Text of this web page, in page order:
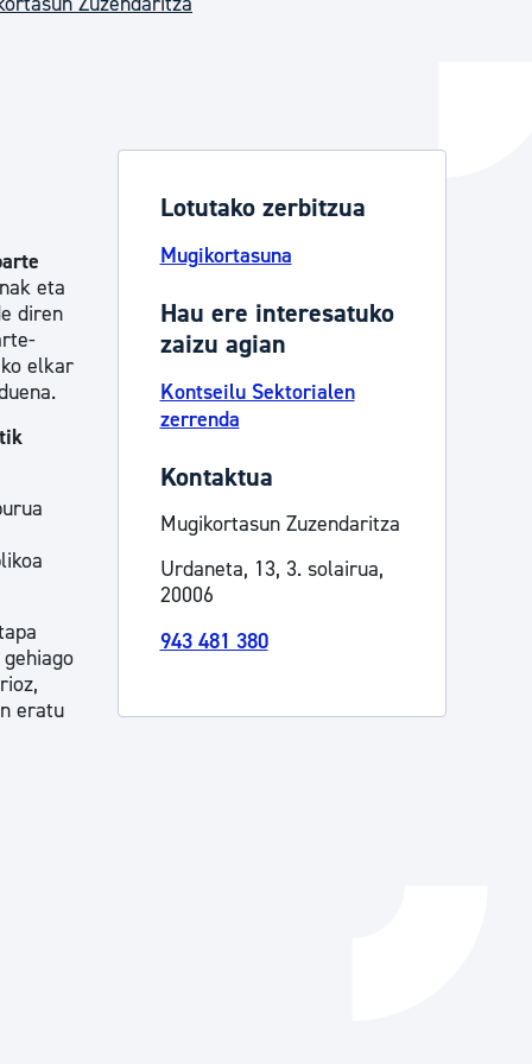
Izapideen katalogoa
eta
diren
elkar
eratu
Lotutako zerbitzua
Mugikortasuna
Hau ere interesatuko
zaizu agian
Kontseilu Sektorialen
zerrenda
Kontaktua
Mugikortasun Zuzendaritza
Urdaneta, 13, 3. solairua,
20006
943 481 380